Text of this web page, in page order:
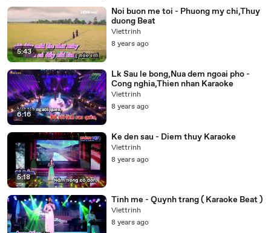
5:43
Noi buon me toi - Phuong my chi,Thuy
duong Beat
Viettrinh
8 years ago
6:16
Lk Sau le bong,Nua dem ngoai pho -
Cong nghia,Thien nhan Karaoke
Viettrinh
8 years ago
5:18
Ke den sau - Diem thuy Karaoke
Viettrinh
8 years ago
Tinh me - Quynh trang ( Karaoke Beat )
Viettrinh
8 years ago